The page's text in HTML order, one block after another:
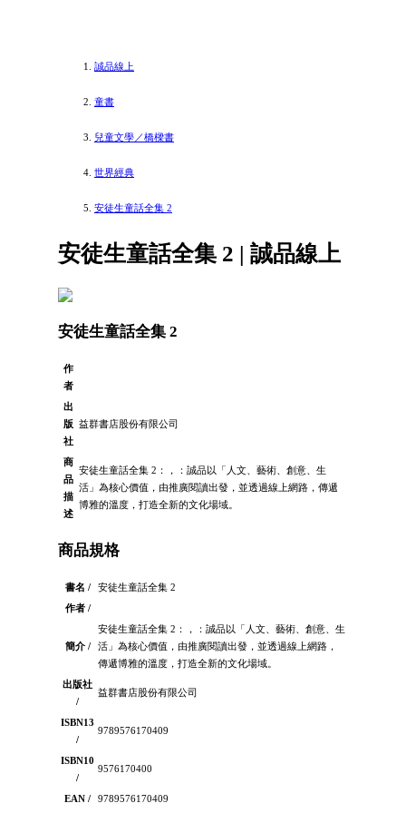
誠品線上
童書
兒童文學／橋樑書
世界經典
安徒生童話全集 2
安徒生童話全集 2 | 誠品線上
安徒生童話全集 2
作
者
出
版
社
益群書店股份有限公司
商
品
描
述
安徒生童話全集 2：，：誠品以「人文、藝術、創意、生
活」為核心價值，由推廣閱讀出發，並透過線上網路，傳遞
博雅的溫度，打造全新的文化場域。
商品規格
書名 /
安徒生童話全集 2
作者 /
簡介 /
安徒生童話全集 2：，：誠品以「人文、藝術、創意、生
活」為核心價值，由推廣閱讀出發，並透過線上網路，
傳遞博雅的溫度，打造全新的文化場域。
出版社
/
益群書店股份有限公司
ISBN13
/
9789576170409
ISBN10
/
9576170400
EAN / 9789576170409